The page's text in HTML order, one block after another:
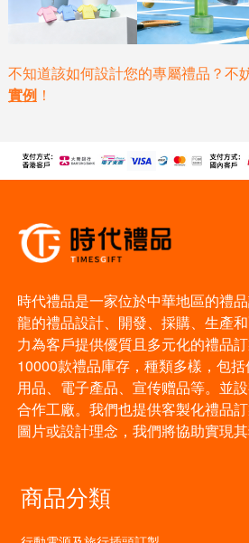
不知道該如何設計您的專屬禮品？不
實例！
時代禮品是一家位於中華地區的禮
龍的禮品設計、開發、採購、生產
力為客戶提供優質且多元化的禮品
10000款禮品庫存，種類多樣，包
用品、電子產品、宣传赠品等。並
合作工廠。我們也提供客製化禮品
圖片或設計理念，我們將協助實現其
商品分類